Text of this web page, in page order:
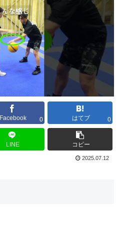
Facebook 0 はてブ 0
LINE コピー
2025.07.12